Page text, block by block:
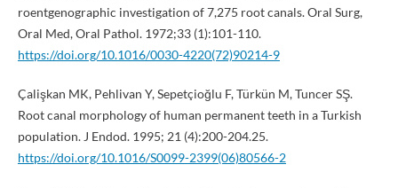
roentgenographic investigation of 7,275 root canals. Oral Surg,
Oral Med, Oral Pathol. 1972;33 (1):101-110.
https://doi.org/10.1016/0030-4220(72)90214-9
Çalişkan MK, Pehlivan Y, Sepetçioğlu F, Türkün M, Tuncer SŞ.
Root canal morphology of human permanent teeth in a Turkish
population. J Endod. 1995; 21 (4):200-204.25.
https://doi.org/10.1016/S0099-2399(06)80566-2